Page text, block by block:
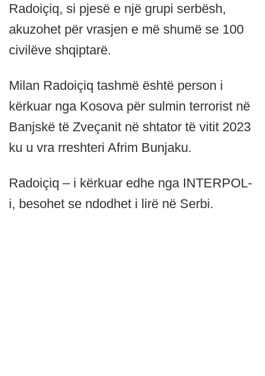
Radoiçiq, si pjesë e një grupi serbësh,
akuzohet për vrasjen e më shumë se 100
civilëve shqiptarë.
Milan Radoiçiq tashmë është person i
kërkuar nga Kosova për sulmin terrorist në
Banjskë të Zveçanit në shtator të vitit 2023
ku u vra rreshteri Afrim Bunjaku.
Radoiçiq – i kërkuar edhe nga INTERPOL-
i, besohet se ndodhet i lirë në Serbi.